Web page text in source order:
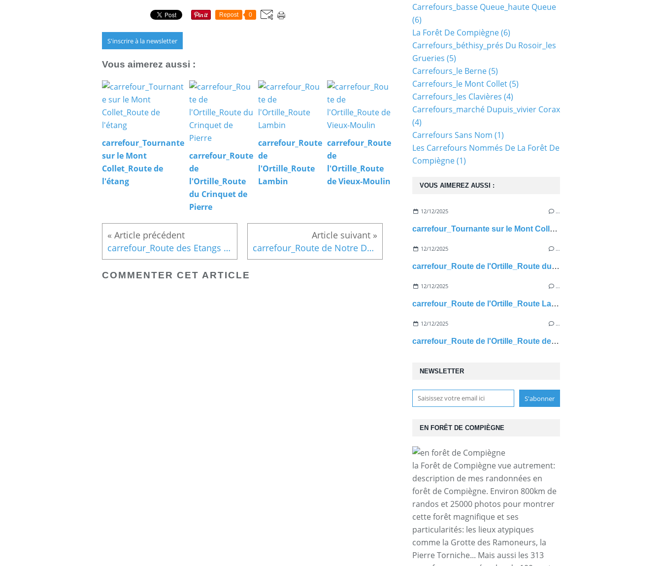
Repost 0
S'inscrire à la newsletter
Vous aimerez aussi :
carrefour_Tournante
sur le Mont
Collet_Route de
l'étang
carrefour_Route
de
l'Ortille_Route
du Crinquet de
Pierre
carrefour_Route
de
l'Ortille_Route
Lambin
carrefour_Route
de
l'Ortille_Route
de Vieux-Moulin
carrefour_Route des Etangs Saint-Pierre_Route des Moines carrefour_Route de Notre Dame Adam_vers Route Tournante sous Saint-Pierre
COMMENTER CET ARTICLE
NEWSLETTER
EN FORÊT DE COMPIÈGNE
la Forêt de Compiègne vue autrement:
description de mes randonnées en
forêt de Compiègne. Environ 800km de
randos et 25000 photos pour montrer
cette forêt magnifique et ses
particularités: les lieux atypiques
comme la Grotte des Ramoneurs, la
Pierre Torniche... Mais aussi les 313
VOUS AIMEREZ AUSSI :
12/12/2025 …
carrefour_Tournante sur le Mont Collet_Route de l'étang
12/12/2025 …
carrefour_Route de l'Ortille_Route du Crinquet de Pierre
12/12/2025 …
carrefour_Route de l'Ortille_Route Lambin
12/12/2025 …
carrefour_Route de l'Ortille_Route de Vieux-Moulin
Carrefours_basse Queue_haute Queue
(6)
La Forêt De Compiègne(6)
Carrefours_béthisy_prés Du Rosoir_les
Grueries (5)
Carrefours_le Berne(5)
Carrefours_le Mont Collet(5)
Carrefours_les Clavières (4)
Carrefours_marché Dupuis_vivier Corax
(4)
Carrefours Sans Nom (1)
Les Carrefours Nommés De La Forêt De
Compiègne(1)